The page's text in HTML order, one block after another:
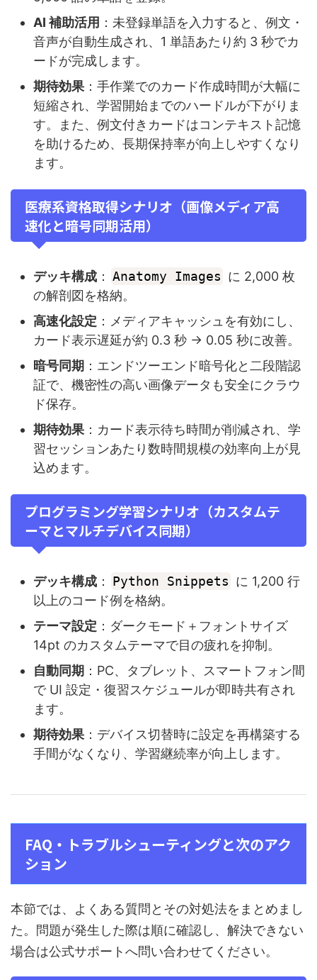
AI 補助活用 ：未登録単語を入力すると、例文・
音声が自動生成され、1 単語あたり約 3 秒でカ
ードが完成します。
期待効果 ：手作業でのカード作成時間が大幅に
短縮され、学習開始までのハードルが下がりま
す。また、例文付きカードはコンテキスト記憶
を助けるため、長期保持率が向上しやすくなり
ます。
医療系資格取得シナリオ（画像メディア高
速化と暗号同期活用）
デッキ構成 ： Anatomy Images に 2,000 枚
の解剖図を格納。
高速化設定 ：メディアキャッシュを有効にし、
カード表示遅延が約 0.3 秒 → 0.05 秒に改善。
暗号同期 ：エンドツーエンド暗号化と二段階認
証で、機密性の高い画像データも安全にクラウ
ド保存。
期待効果 ：カード表示待ち時間が削減され、学
習セッションあたり数時間規模の効率向上が見
込めます。
プログラミング学習シナリオ（カスタムテ
ーマとマルチデバイス同期）
デッキ構成 ： Python Snippets に 1,200 行
以上のコード例を格納。
テーマ設定 ：ダークモード＋フォントサイズ
14pt のカスタムテーマで目の疲れを抑制。
自動同期 ：PC、タブレット、スマートフォン間
で UI 設定・復習スケジュールが即時共有され
ます。
期待効果 ：デバイス切替時に設定を再構築する
手間がなくなり、学習継続率が向上します。
FAQ・トラブルシューティングと次のアク
ション
本節では、よくある質問とその対処法をまとめまし
た。問題が発生した際は順に確認し、解決できない
場合は公式サポートへ問い合わせてください。